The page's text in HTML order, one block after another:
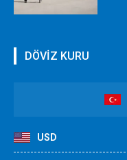
DÖVİZ KURU
USD